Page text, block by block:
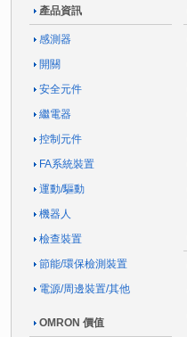
產品資訊
感測器
開關
安全元件
繼電器
控制元件
FA系統裝置
運動/驅動
機器人
檢查裝置
節能/環保檢測裝置
電源/周邊裝置/其他
OMRON 價值